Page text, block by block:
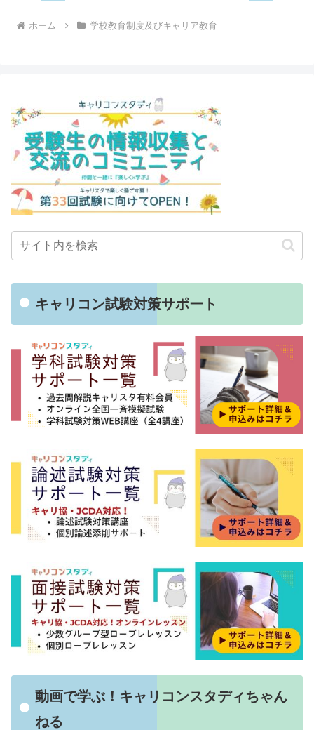
ホーム 学校教育制度及びキャリア教育
キャリコン試験対策サポート
動画で学ぶ！キャリコンスタディちゃん
ねる